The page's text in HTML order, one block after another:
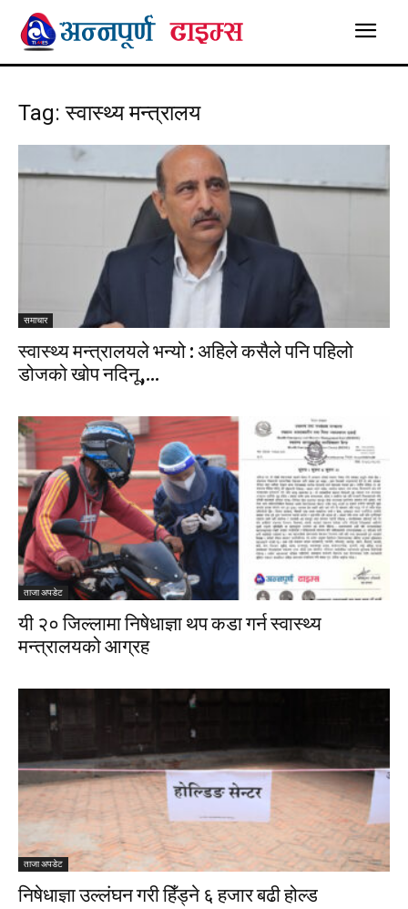
Tag: स्वास्थ्य मन्त्रालय
समाचार
स्वास्थ्य मन्त्रालयले भन्यो : अहिले कसैले पनि पहिलो
डोजको खोप नदिनू,...
ताजा अपडेट
यी २० जिल्लामा निषेधाज्ञा थप कडा गर्न स्वास्थ्य
मन्त्रालयको आग्रह
ताजा अपडेट
निषेधाज्ञा उल्लंघन गरी हिँड्ने ६ हजार बढी होल्ड